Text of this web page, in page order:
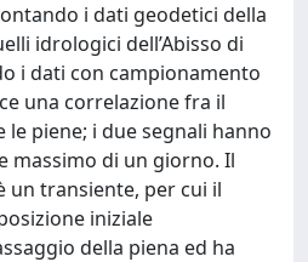
i dati geodetici della
idrologici dell’Abisso di
i dati con campionamento
una correlazione fra il
piene; i due segnali hanno
massimo di un giorno. Il
un transiente, per cui il
iniziale
della piena ed ha